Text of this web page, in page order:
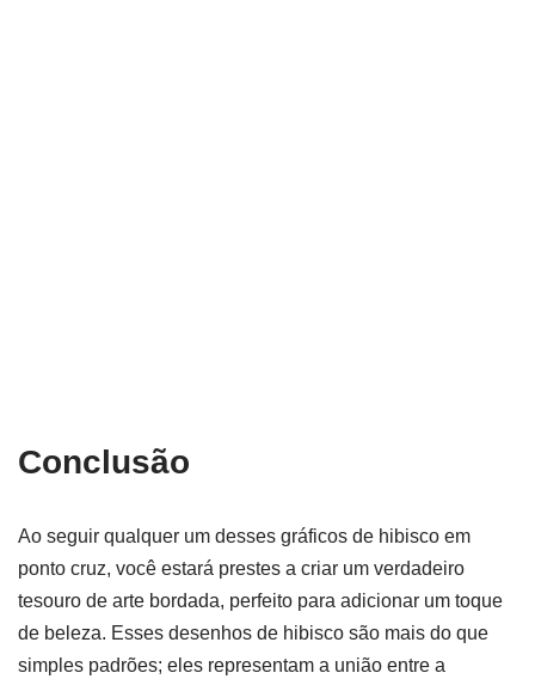
Conclusão
Ao seguir qualquer um desses gráficos de hibisco em
ponto cruz, você estará prestes a criar um verdadeiro
tesouro de arte bordada, perfeito para adicionar um toque
de beleza. Esses desenhos de hibisco são mais do que
simples padrões; eles representam a união entre a